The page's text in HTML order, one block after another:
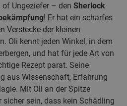
of Ungeziefer – denSherlock
! Er hat ein scharfes
Verstecke der kleinen
Oli kennt jeden Winkel, in dem
und hat für jede Art von
Rezept parat. Seine
aus Wissenschaft, Erfahrung
Mit Oli an der Spitze
sicher sein, dass kein Schädling